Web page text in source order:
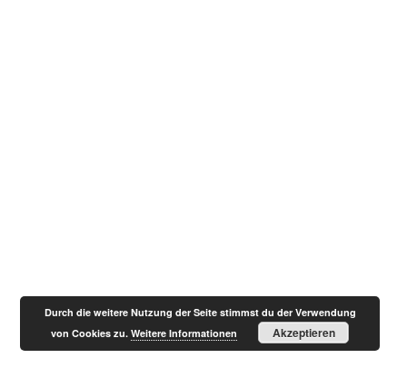
Durch die weitere Nutzung der Seite stimmst du der Verwendung
von Cookies zu.Weitere Informationen Akzeptieren